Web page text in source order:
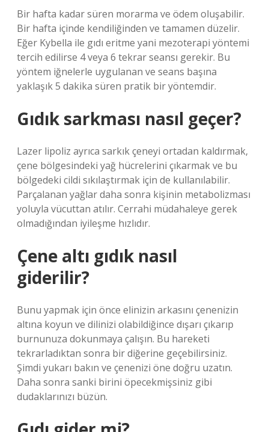
Bir hafta kadar süren morarma ve ödem oluşabilir.
Bir hafta içinde kendiliğinden ve tamamen düzelir.
Eğer Kybella ile gıdı eritme yani mezoterapi yöntemi
tercih edilirse 4 veya 6 tekrar seansı gerekir. Bu
yöntem iğnelerle uygulanan ve seans başına
yaklaşık 5 dakika süren pratik bir yöntemdir.
Gıdık sarkması nasıl geçer?
Lazer lipoliz ayrıca sarkık çeneyi ortadan kaldırmak,
çene bölgesindeki yağ hücrelerini çıkarmak ve bu
bölgedeki cildi sıkılaştırmak için de kullanılabilir.
Parçalanan yağlar daha sonra kişinin metabolizması
yoluyla vücuttan atılır. Cerrahi müdahaleye gerek
olmadığından iyileşme hızlıdır.
Çene altı gıdık nasıl
giderilir?
Bunu yapmak için önce elinizin arkasını çenenizin
altına koyun ve dilinizi olabildiğince dışarı çıkarıp
burnunuza dokunmaya çalışın. Bu hareketi
tekrarladıktan sonra bir diğerine geçebilirsiniz.
Şimdi yukarı bakın ve çenenizi öne doğru uzatın.
Daha sonra sanki birini öpecekmişsiniz gibi
dudaklarınızı büzün.